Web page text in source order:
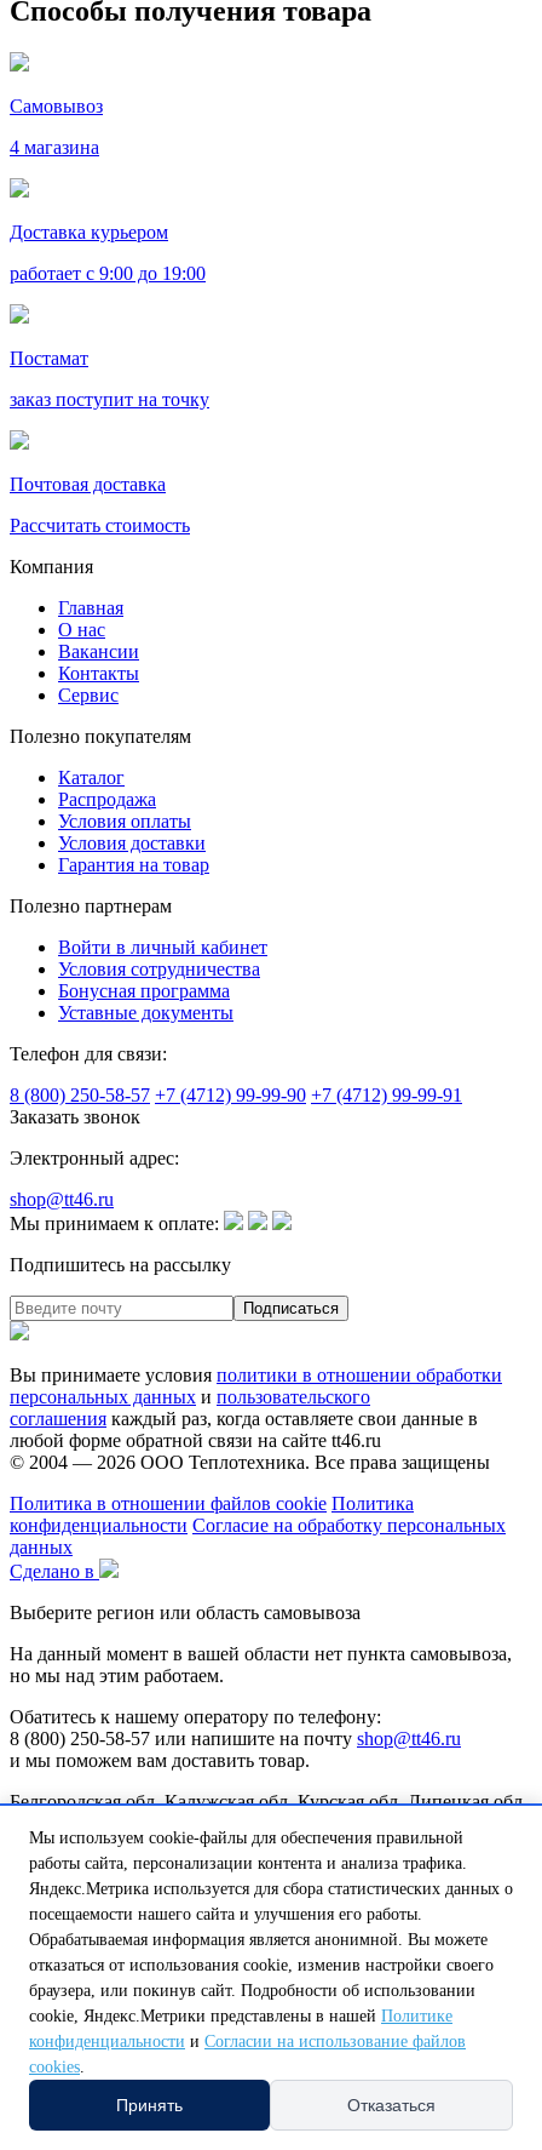
Способы получения товара
Самовывоз
4 магазина
Доставка курьером
работает с 9:00 до 19:00
Постамат
заказ поступит на точку
Почтовая доставка
Рассчитать стоимость
Компания
Главная
О нас
Вакансии
Контакты
Сервис
Полезно покупателям
Каталог
Распродажа
Условия оплаты
Условия доставки
Гарантия на товар
Полезно партнерам
Войти в личный кабинет
Условия сотрудничества
Бонусная программа
Уставные документы
Телефон для связи:
8 (800) 250-58-57 +7 (4712) 99-99-90 +7 (4712) 99-99-91
Заказать звонок
Электронный адрес:
shop@tt46.ru
Мы принимаем к оплате:
Подпишитесь на рассылку
Вы принимаете условия политики в отношении обработки
персональных данных и пользовательского
соглашения каждый раз, когда оставляете свои данные в
любой форме обратной связи на сайте tt46.ru
© 2004 — 2026 ООО Теплотехника. Все права защищены
Политика в отношении файлов cookie Политика
конфиденциальности Согласие на обработку персональных
данных
Сделано в
Выберите регион или область самовывоза
На данный момент в вашей области нет пункта самовывоза,
но мы над этим работаем.
Обатитесь к нашему оператору по телефону:
8 (800) 250-58-57 или напишите на почту shop@tt46.ru
и мы поможем вам доставить товар.
Белгородская обл. Калужская обл. Курская обл. Липецкая обл.
обл.
Амурская обл. Архангельская обл. Астраханская обл.
Белгородская обл. Брянская обл.
Владимирская обл. Волгоградская обл. Вологодская обл.
Воронежская обл.
Еврейская автономная обл.
Ивановская обл. Иркутская обл.
Казань Калининградская обл. Калужская обл. Кемеровская
Мы используем cookie-файлы для обеспечения правильной
работы сайта, персонализации контента и анализа трафика.
Яндекс.Метрика используется для сбора статистических данных о
посещаемости нашего сайта и улучшения его работы.
Обрабатываемая информация является анонимной. Вы можете
отказаться от использования cookie, изменив настройки своего
браузера, или покинув сайт. Подробности об использовании
cookie, Яндекс.Метрики представлены в нашей Политике
конфиденциальности и Согласии на использование файлов
cookies.
Принять Отказаться